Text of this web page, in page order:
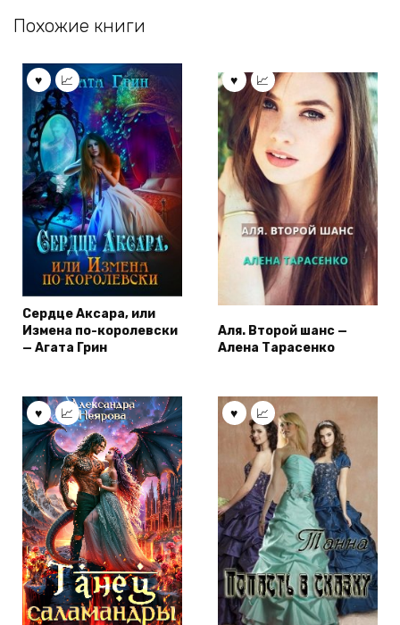
Похожие книги
Сердце Аксара, или
Измена по-королевски
— Агата Грин
Аля. Второй шанс —
Алена Тарасенко